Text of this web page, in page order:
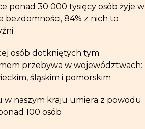
ponad 30 000 tysięcy osób żyje w
bezdomności, 84% z nich to
osób dotkniętych tym
przebywa w województwach:
śląskim i pomorskim
w naszym kraju umiera z powodu
100 osób